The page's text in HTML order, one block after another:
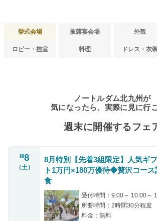
挙式会場 披露宴会場 外観
ロビー・控室 料理 ドレス・衣
ノートルダム北九州が
気になったら、実際に見に行
週末に開催するフェ
8/8
（土）
8月特別【先着3組限定】人気ギフ
ト1万円×180万優待◆贅沢コース
食
所要時間：2時間30分程度
料金：無料